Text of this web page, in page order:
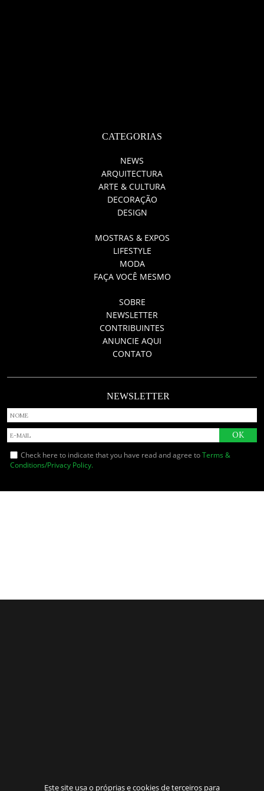
Este site usa o próprias e cookies de terceiros para
CATEGORIAS
NEWS
ARQUITECTURA
ARTE & CULTURA
DECORAÇÃO
DESIGN
MOSTRAS & EXPOS
LIFESTYLE
MODA
FAÇA VOCÊ MESMO
SOBRE
NEWSLETTER
CONTRIBUINTES
ANUNCIE AQUI
CONTATO
NEWSLETTER
Check here to indicate that you have read and agree toTerms &
Conditions/Privacy Policy.